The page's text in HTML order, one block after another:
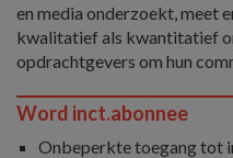
en media onderzoekt, meet
kwalitatief als kwantitatief
opdrachtgevers om hun
Word inct.abonnee
Onbeperkte toegang tot